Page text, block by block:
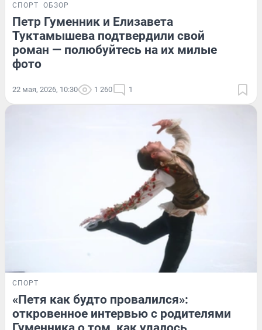
СПОРТ ОБЗОР
Петр Гуменник и Елизавета
Туктамышева подтвердили свой
роман — полюбуйтесь на их милые
фото
22 мая, 2026, 10:30 1 260 1
СПОРТ
«Петя как будто провалился»:
откровенное интервью с родителями